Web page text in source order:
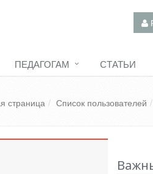
ПЕДАГОГАМ СТАТЬИ
страница Список пользователей